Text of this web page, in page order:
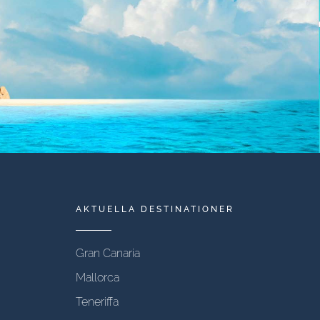
AKTUELLA DESTINATIONER
Gran Canaria
Mallorca
Teneriffa